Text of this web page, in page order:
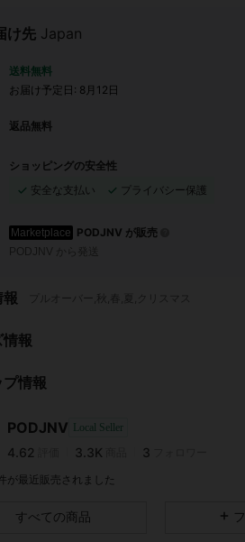
け先 Japan
送料無料
お届け予定日: 8月12日
返品無料
ショッピングの安全性
安全な支払い
プライバシー保護
Marketplace PODJNV が販売
PODJNV から発送
プルオーバー,秋,春,夏,クリスマス
報
情報
PODJNV Local Seller
4.62
3.3K
4.62
3.3K 3
が最近販売されました
すべての商品